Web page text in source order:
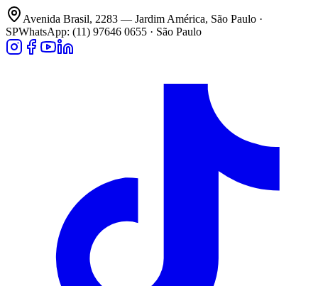
Avenida Brasil, 2283 — Jardim América, São Paulo ·
SPWhatsApp: (11) 97646 0655 · São Paulo